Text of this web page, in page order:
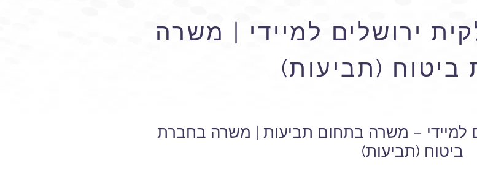
ירושלים למיידי | משרה
ביטוח (תביעות)
למיידי – משרה בתחום תביעות | משרה בחברת
ביטוח (תביעות)